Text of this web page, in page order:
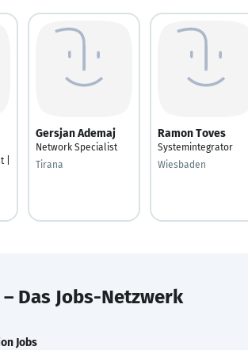
|
Gersjan Ademaj
Network Specialist
Tirana
Ramon Toves
Systemintegrator
Wiesbaden
– Das Jobs-Netzwerk
Jobs